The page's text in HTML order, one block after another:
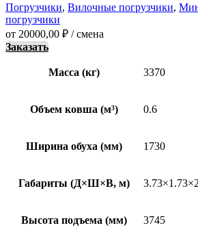
Погрузчики, Вилочные погрузчики,
погрузчики
от 20000,00 ₽ / смена
Заказать
Масса (кг) 3370
Объем ковша (м³) 0.6
Ширина обуха (мм) 1730
Габариты (Д×Ш×В, м)
Высота подъема (мм) 3745